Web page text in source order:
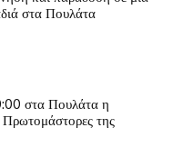
στα Πουλάτα
στα Πουλάτα η
της